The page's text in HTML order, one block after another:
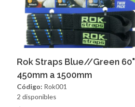
Agregar Vista Rapida
Rok Straps Blue//Green 60"
450mm a 1500mm
Código: Rok001
2 disponibles